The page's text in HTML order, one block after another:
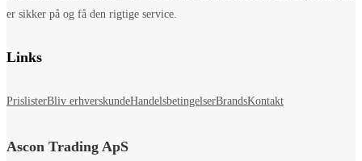
er sikker på og få den rigtige service.
Links
PrislisterBliv erhverskundeHandelsbetingelserBrandsKontakt
Ascon Trading ApS